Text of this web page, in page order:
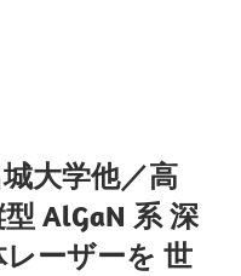
大学他／高
AlGaN 系 深
レーザーを 世